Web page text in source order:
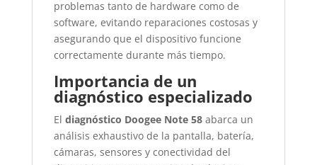
problemas tanto de hardware como de
software, evitando reparaciones costosas y
asegurando que el dispositivo funcione
correctamente durante más tiempo.
Importancia de un
diagnóstico especializado
El diagnóstico Doogee Note 58abarca un
análisis exhaustivo de la pantalla, batería,
cámaras, sensores y conectividad del